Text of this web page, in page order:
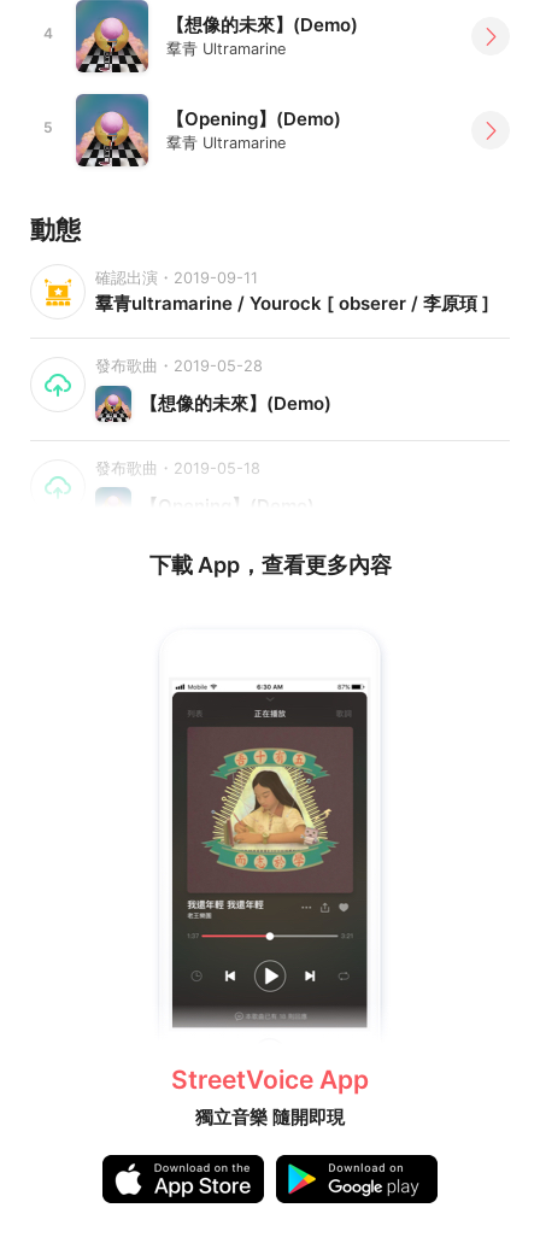
4 【想像的未來】(Demo)
羣青 Ultramarine
5 【Opening】(Demo)
羣青 Ultramarine
動態
確認出演・2019-09-11
羣青ultramarine / Yourock [ obserer / 李原頊 ]
發布歌曲・2019-05-28
【想像的未來】(Demo)
發布歌曲・2019-05-18
【Opening】(Demo)
下載 App，查看更多內容
StreetVoice App
獨立音樂 隨開即現